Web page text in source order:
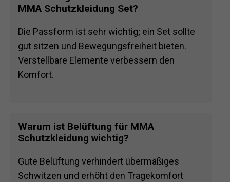
MMA Schutzkleidung Set?
Die Passform ist sehr wichtig; ein Set sollte
gut sitzen und Bewegungsfreiheit bieten.
Verstellbare Elemente verbessern den
Komfort.
Warum ist Belüftung für MMA
Schutzkleidung wichtig?
Gute Belüftung verhindert übermäßiges
Schwitzen und erhöht den Tragekomfort